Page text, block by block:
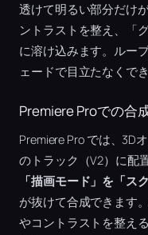
透けて明るい部分だけ
ントラストを整え、「
に溶け込みます。ルー
ェードで目立たなくでき
Premiere Proでの合
Premiere Pro では、3D
のトラック（V2）に配
「描画モード」を「ス
が抜けて合成できます
やコントラストを整え